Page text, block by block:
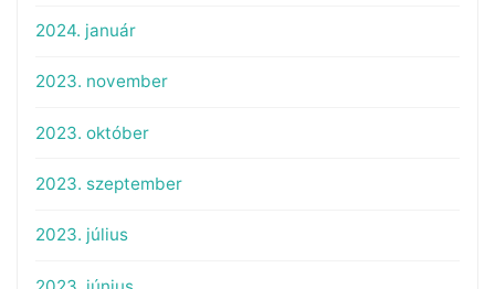
2024. január
2023. november
2023. október
2023. szeptember
2023. július